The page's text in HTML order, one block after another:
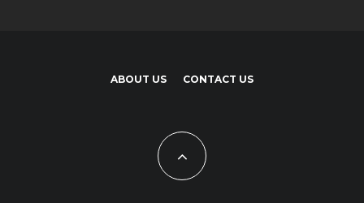
ABOUT US CONTACT US